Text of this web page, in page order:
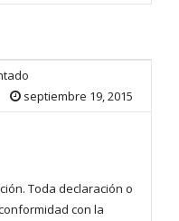
septiembre 19, 2015
Toda declaración o
con la